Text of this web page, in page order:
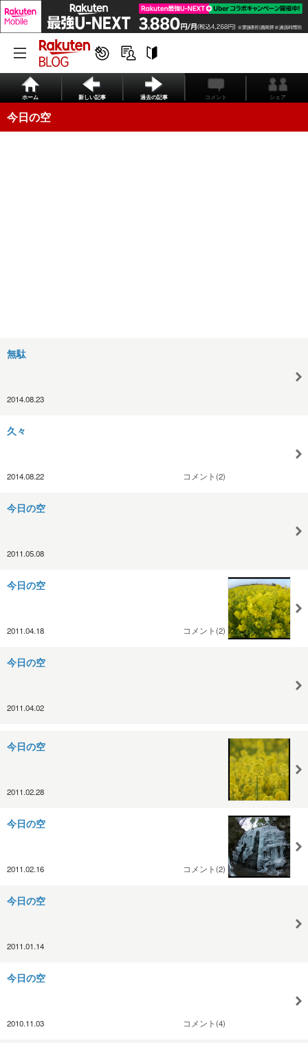
ホーム 新しい記事 過去の記事 コメント シェア
今日の空
無駄
2014.08.23
久々
2014.08.22 コメント(2)
今日の空
2011.05.08
今日の空
2011.04.18 コメント(2)
今日の空
2011.04.02
今日の空
2011.02.28
今日の空
2011.02.16 コメント(2)
今日の空
2011.01.14
今日の空
2010.11.03 コメント(4)